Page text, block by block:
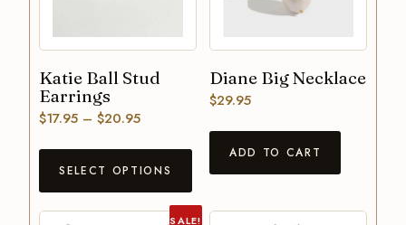
Katie Ball Stud
Earrings
$17.95 – $20.95
SELECT OPTIONS
Diane Big Necklace
$29.95
ADD TO CART
SALE!